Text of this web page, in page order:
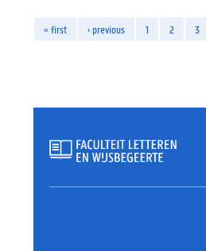
« first ‹ previous 1 2 3